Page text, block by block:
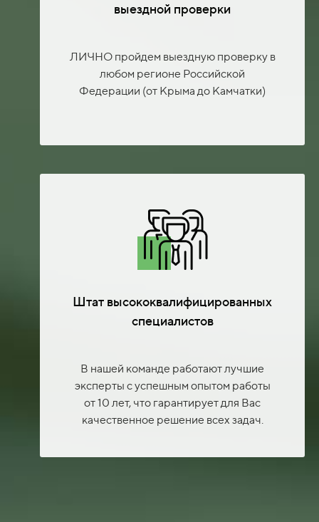
выездной проверки
ЛИЧНО пройдем выездную проверку в
любом регионе Российской
Федерации (от Крыма до Камчатки)
Штат высококвалифицированных
специалистов
В нашей команде работают лучшие
эксперты с успешным опытом работы
от 10 лет, что гарантирует для Вас
качественное решение всех задач.